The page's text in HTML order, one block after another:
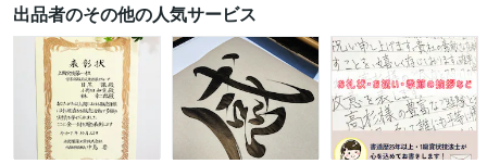
出品者のその他の人気サービス